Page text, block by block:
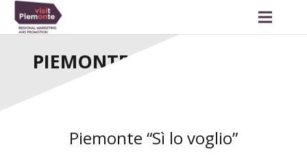
PIEMONTE “SI LO VOGLIO”
Piemonte “Sì lo voglio”